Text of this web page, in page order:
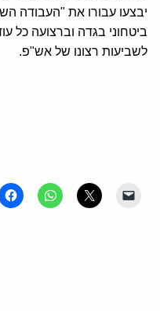
יבצעו עבורו את "העבודה
ביטחוני בגדה וברצועה כל
לשביעות רצונו של אש"פ.